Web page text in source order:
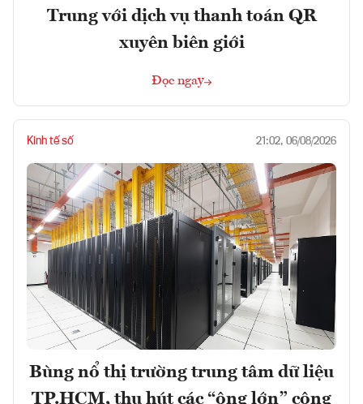
Trung với dịch vụ thanh toán QR
xuyên biên giới
Đọc ngay
Kinh tế số 21:02, 06/08/2026
Bùng nổ thị trường trung tâm dữ liệu
TP.HCM, thu hút các “ông lớn” công